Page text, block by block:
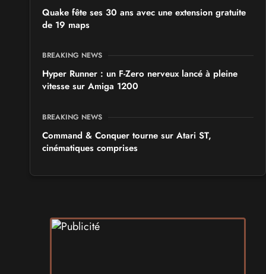
Quake fête ses 30 ans avec une extension gratuite
de 19 maps
BREAKING NEWS
Hyper Runner : un F-Zero nerveux lancé à pleine
vitesse sur Amiga 1200
BREAKING NEWS
Command & Conquer tourne sur Atari ST,
cinématiques comprises